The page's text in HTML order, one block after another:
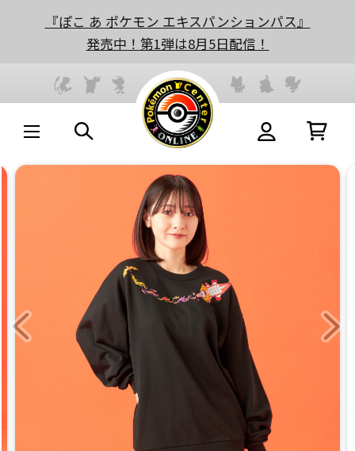
『ぽこ あ ポケモン エキスパンションパス』
発売中！第1弾は8月5日配信！